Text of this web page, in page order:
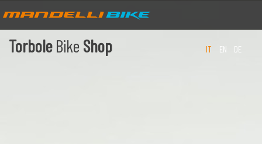
TorboleBike Shop IT EN DE